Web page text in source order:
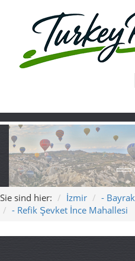
Sie sind hier: İzmir
-
- Refik Şevket İnce Mahallesi